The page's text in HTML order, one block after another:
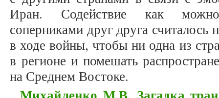
Иран. Содействие как
соперниками друг друга
в ходе войны, чтобы ни одна из
в регионе и помешать
на Среднем Востоке.